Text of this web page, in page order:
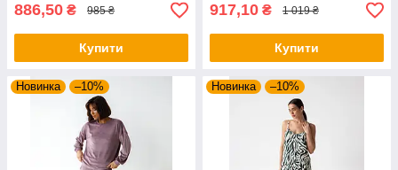
886,50 ₴ 985 ₴
Купити
917,10 ₴ 1 019 ₴
Купити
Новинка –10% Новинка –10%